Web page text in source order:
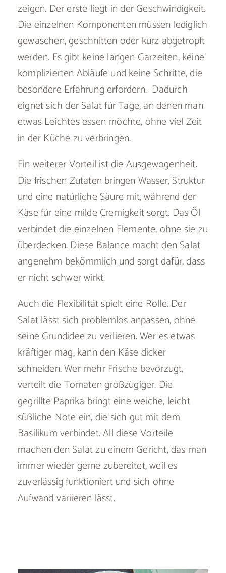
zeigen. Der erste liegt in der Geschwindigkeit.
Die einzelnen Komponenten müssen lediglich
gewaschen, geschnitten oder kurz abgetropft
werden. Es gibt keine langen Garzeiten, keine
komplizierten Abläufe und keine Schritte, die
besondere Erfahrung erfordern. Dadurch
eignet sich der Salat für Tage, an denen man
etwas Leichtes essen möchte, ohne viel Zeit
in der Küche zu verbringen.
Ein weiterer Vorteil ist die Ausgewogenheit.
Die frischen Zutaten bringen Wasser, Struktur
und eine natürliche Säure mit, während der
Käse für eine milde Cremigkeit sorgt. Das Öl
verbindet die einzelnen Elemente, ohne sie zu
überdecken. Diese Balance macht den Salat
angenehm bekömmlich und sorgt dafür, dass
er nicht schwer wirkt.
Auch die Flexibilität spielt eine Rolle. Der
Salat lässt sich problemlos anpassen, ohne
seine Grundidee zu verlieren. Wer es etwas
kräftiger mag, kann den Käse dicker
schneiden. Wer mehr Frische bevorzugt,
verteilt die Tomaten großzügiger. Die
gegrillte Paprika bringt eine weiche, leicht
süßliche Note ein, die sich gut mit dem
Basilikum verbindet. All diese Vorteile
machen den Salat zu einem Gericht, das man
immer wieder gerne zubereitet, weil es
zuverlässig funktioniert und sich ohne
Aufwand variieren lässt.